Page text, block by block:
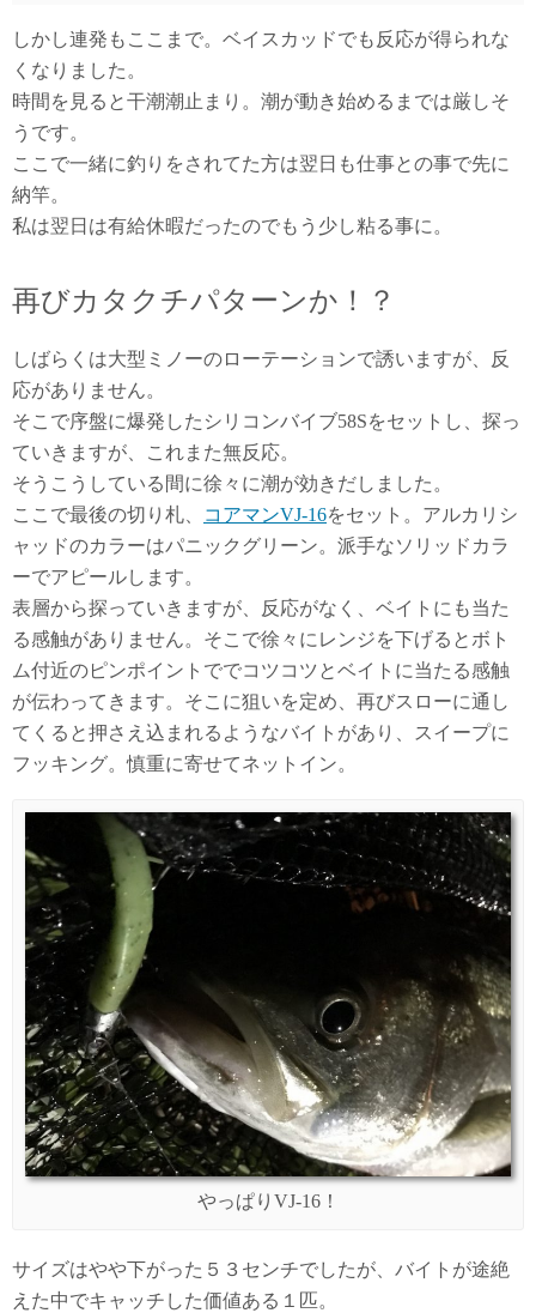
しかし連発もここまで。ベイスカッドでも反応が得られな
くなりました。
時間を見ると干潮潮止まり。潮が動き始めるまでは厳しそ
うです。
ここで一緒に釣りをされてた方は翌日も仕事との事で先に
納竿。
私は翌日は有給休暇だったのでもう少し粘る事に。
再びカタクチパターンか！？
しばらくは大型ミノーのローテーションで誘いますが、反
応がありません。
そこで序盤に爆発したシリコンバイブ58Sをセットし、探っ
ていきますが、これまた無反応。
そうこうしている間に徐々に潮が効きだしました。
ここで最後の切り札、
コアマンVJ-16をセット。アルカリシ
ャッドのカラーはパニックグリーン。派手なソリッドカラ
ーでアピールします。
表層から探っていきますが、反応がなく、ベイトにも当た
る感触がありません。そこで徐々にレンジを下げるとボト
ム付近のピンポイントででコツコツとベイトに当たる感触
が伝わってきます。そこに狙いを定め、再びスローに通し
てくると押さえ込まれるようなバイトがあり、スイープに
フッキング。慎重に寄せてネットイン。
やっぱりVJ-16！
サイズはやや下がった５３センチでしたが、バイトが途絶
えた中でキャッチした価値ある１匹。